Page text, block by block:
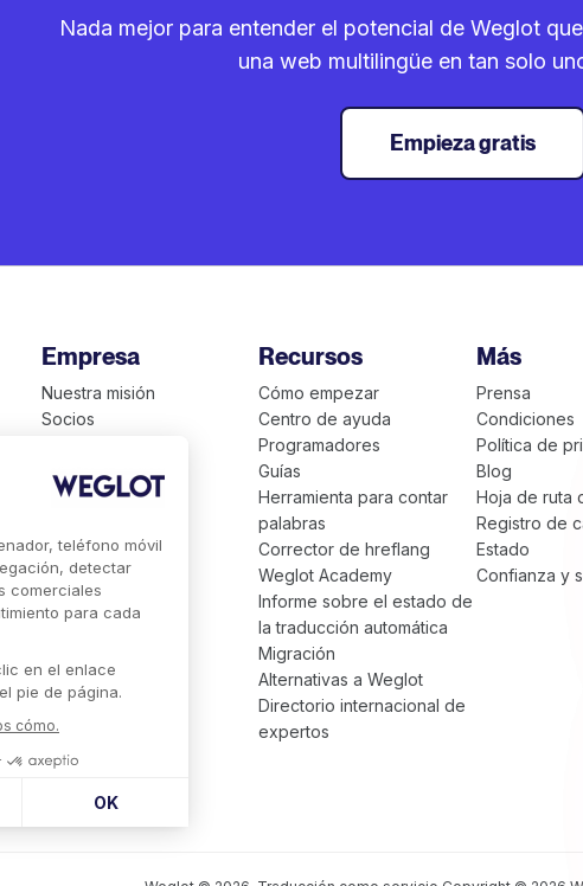
teléfono móvil
detectar
comerciales
para cada
en el enlace
pie de página.
cómo.
OK
y gestionar tus ajustes de privacidad, garantizando
Nada mejor para entender el potencial de Weglot
una web multilingüe en tan solo
Empieza gratis
Empresa
Nuestra misión
Socios
Recursos
Cómo empezar
Centro de ayuda
Programadores
Guías
Herramienta para contar
palabras
Corrector de hreflang
Weglot Academy
Informe sobre el estado de
la traducción automática
Migración
Alternativas a Weglot
Directorio internacional de
expertos
Más
Prensa
Condiciones
Política de
Blog
Hoja de ruta
Registro de
Estado
Confianza y